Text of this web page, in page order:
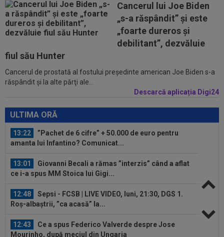
Cancerul lui Joe Biden
„s-a răspândit” şi este
„foarte dureros și
debilitant”, dezvăluie
fiul său Hunter
Cancerul de prostată al fostului preşedinte american Joe Biden s-a
răspândit şi la alte părţi ale...
Descarcă aplicația Digi24
ULTIMA ORĂ
12:42
OUT! Hansi Flick a anunțat trei plecări de la
Barcelona
Antrenorul lui Union SG a dat verdictul, după ce
Darius Olaru a fost rezervă și...
13:26
Cine e Leonardo Bovio, ”viitorul fundaș al
Italiei” propus de Cristi Chivu la...
ajunge Ștefan Baiaram! 6 milioane de...
13:22
”Pachet de 6 cifre” + 50.000 de euro pentru
amanta lui Infantino? Comunicat...
13:01
Giovanni Becali a rămas ”interzis” când a aflat
ce i-a spus MM Stoica lui Gigi...
12:48
Sepsi - FCSB | LIVE VIDEO, luni, 21:30, DGS 1.
Roș-albaștrii, ”ca acasă” la...
12:43
Ce a spus Federico Valverde despre Jose
Mourinho, după meciul din Ungaria